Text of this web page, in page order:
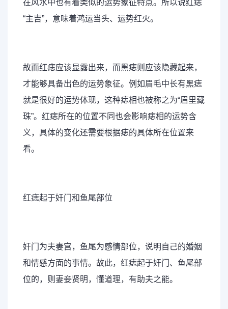
在风水中也有着类似的运势象征特点。所以说红痣
“主吉”，意味着鸿运当头、运势红火。
故而红痣应该显露出来，而黑痣则应该隐藏起来，
才能够具备出色的运势象征。例如眉毛中长有黑痣
就是很好的运势体现，这种痣相也被称之为“眉里藏
珠”。红痣所在的位置不同也会影响痣相的运势含
义，具体的变化还需要根据痣的具体所在位置来
看。
红痣起于奸门和鱼尾部位
奸门为夫妻宫，鱼尾为感情部位，说明自己的婚姻
和情感方面的事情。故此，红痣起于奸门、鱼尾部
位的，则妻妾贤明，懂道理，有助夫之能。